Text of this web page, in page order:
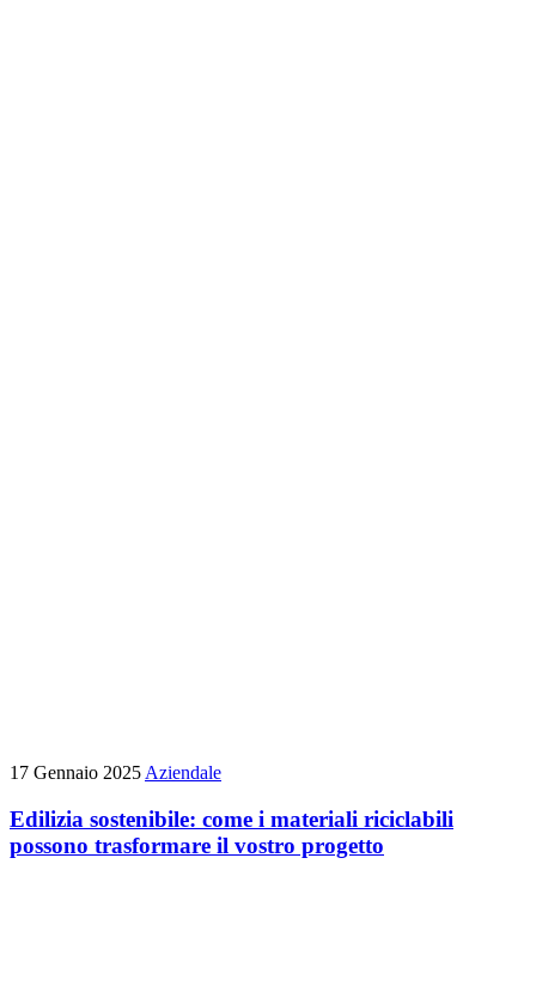
17 Gennaio 2025 Aziendale
Edilizia sostenibile: come i materiali riciclabili
possono trasformare il vostro progetto